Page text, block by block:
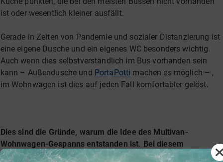
ist oder wesentlich kleiner ausfällt.
Gerade in Zeiten von Pandemie und sozialer Distanzierung ist
eine eigene Dusche und ein eigenes WC besonders wichtig.
Auch wenn dies selbstverständlich im Bus vorhanden sein
kann – Außendusche und PortaPotti machen es möglich – ,
im Wohnwagen ist dies auf jeden Fall komfortabler gelöst.
Dies sind die Gründe, warum die Idee des Multivan-
Wohnwagen-Gespanns entstanden ist. Bei diesem
Sonderangebot bieten wir einen Multivan in Kombination mit